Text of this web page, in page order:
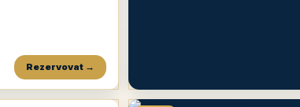
Rezervovat →